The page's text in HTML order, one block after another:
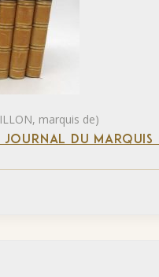
marquis de)
DU